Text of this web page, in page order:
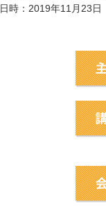
日時：2019年11月23